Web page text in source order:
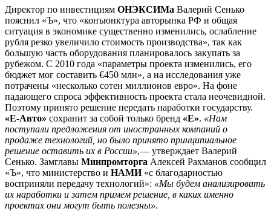
Директор по инвестициям ОНЭКСИМа Валерий Сенько
пояснил «Ъ», что «конъюнктура авторынка РФ и общая
ситуация в экономике существенно изменились, ослабление
рубля резко увеличило стоимость производства», так как
большую часть оборудования планировалось закупать за
рубежом. С 2010 года «параметры проекта изменились, его
бюджет мог составить €450 млн», а на исследования уже
потрачены «несколько сотен миллионов евро». На фоне
падающего спроса эффективность проекта стала неочевидной.
Поэтому принято решение передать наработки государству.
«Е-Авто» сохранит за собой только бренд «Е». «Нам
поступали предложения от иностранных компаний о
продаже технологий, но было принято принципиальное
решение оставить их в России»,— утверждает Валерий
Сенько. Замглавы Минпромторга Алексей Рахманов сообщил
«Ъ», что министерство и НАМИ«с благодарностью
восприняли передачу технологий»: «Мы будем анализировать
их наработки и затем примем решение, в каких именно
проектах они могут быть полезны».